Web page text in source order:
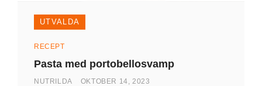
UTVALDA
Kategorier
RECEPT
Pasta med portobellosvamp
AV
NUTRILDA
PUBLICERAD
OKTOBER 14, 2023